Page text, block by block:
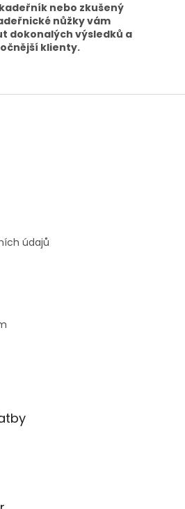
nebo zkušený
nůžky vám
dokonalých výsledků a
klienty.
údajů